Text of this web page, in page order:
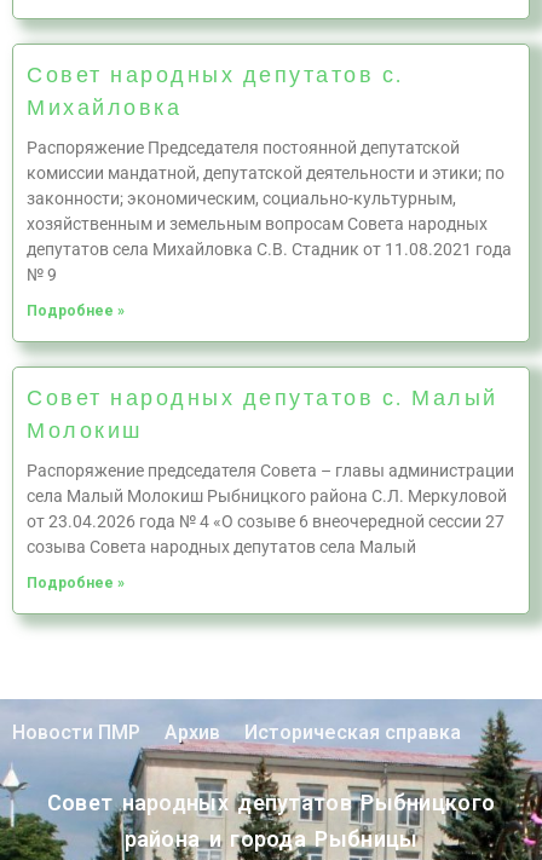
Совет народных депутатов с.
Михайловка
Распоряжение Председателя постоянной депутатской
комиссии мандатной, депутатской деятельности и этики; по
законности; экономическим, социально-культурным,
хозяйственным и земельным вопросам Совета народных
депутатов села Михайловка С.В. Стадник от 11.08.2021 года
№ 9
Подробнее »
Совет народных депутатов с. Малый
Молокиш
Распоряжение председателя Совета – главы администрации
села Малый Молокиш Рыбницкого района С.Л. Меркуловой
от 23.04.2026 года № 4 «О созыве 6 внеочередной сессии 27
созыва Совета народных депутатов села Малый
Подробнее »
Новости ПМР Архив Историческая справка
Совет народных депутатов Рыбницкого
района и города Рыбницы